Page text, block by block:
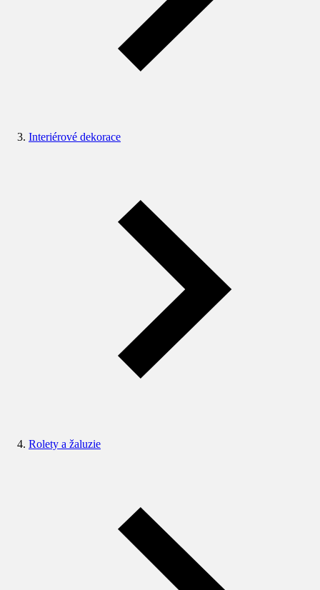
Interiérové dekorace
Rolety a žaluzie